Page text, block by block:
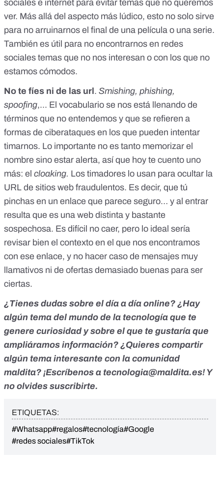
sociales e internet para evitar temas que no queremos
ver. Más allá del aspecto más lúdico, esto no solo sirve
para no arruinarnos el final de una película o una serie.
También es útil para no encontrarnos en redes
sociales temas que no nos interesan o con los que no
estamos cómodos.
No te fíes ni de las url . Smishing, phishing,
spoofing,... El vocabulario se nos está llenando de
términos que no entendemos y que se refieren a
formas de ciberataques en los que pueden intentar
timarnos. Lo importante no es tanto memorizar el
nombre sino estar alerta, así que hoy te cuento uno
más: el cloaking. Los timadores lo usan para ocultar la
URL de sitios web fraudulentos. Es decir, que tú
pinchas en un enlace que parece seguro… y al entrar
resulta que es una web distinta y bastante
sospechosa. Es difícil no caer, pero lo ideal sería
revisar bien el contexto en el que nos encontramos
con ese enlace, y no hacer caso de mensajes muy
llamativos ni de ofertas demasiado buenas para ser
ciertas.
¿Tienes dudas sobre el día a día online? ¿Hay
algún tema del mundo de la tecnología que te
genere curiosidad y sobre el que te gustaría que
ampliáramos información? ¿Quieres compartir
algún tema interesante con la comunidad
maldita? ¡Escríbenos a tecnologia@maldita.es! Y
no olvides suscribirte.
ETIQUETAS:
#Whatsapp#regalos#tecnología#Google
#redes sociales#TikTok